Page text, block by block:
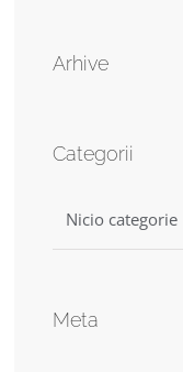
Arhive
Categorii
Nicio categorie
Meta